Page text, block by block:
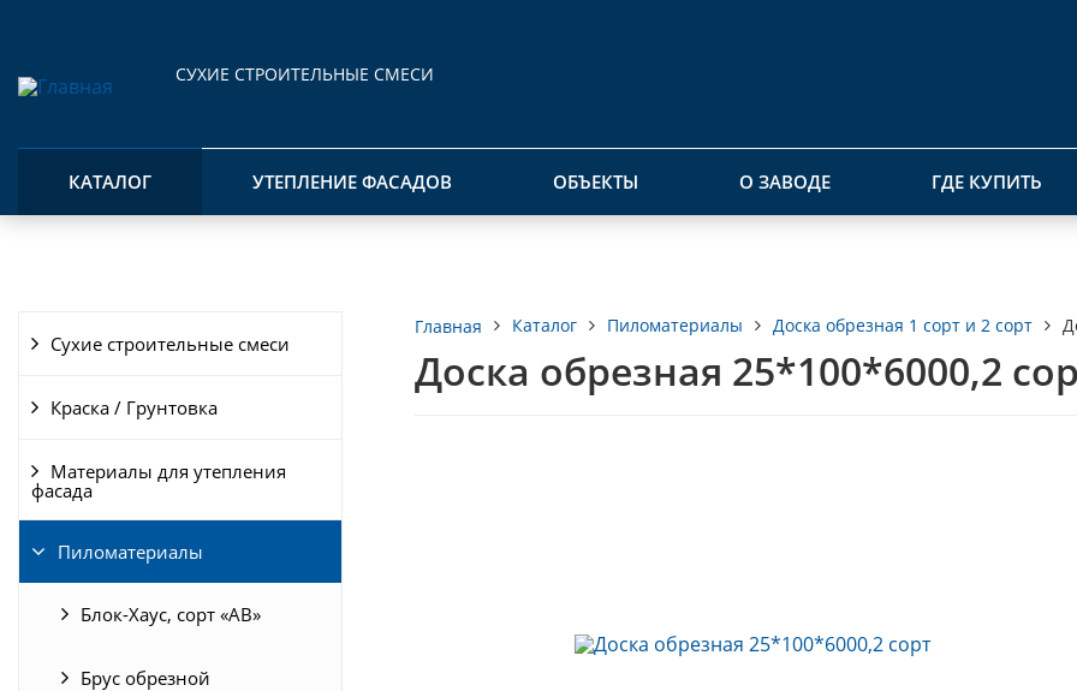
СУХИЕ СТРОИТЕЛЬНЫЕ СМЕСИ
КАТАЛОГ УТЕПЛЕНИЕ ФАСАДОВ ОБЪЕКТЫ О ЗАВОДЕ ГДЕ КУПИТЬ
Сухие строительные смеси
Краска / Грунтовка
Материалы для утепления
фасада
Пиломатериалы
Блок-Хаус, сорт «АВ»
Брус обрезной
Главная Каталог Пиломатериалы Доска обрезная 1 сорт и 2 сорт
Доска обрезная 25*100*6000,2